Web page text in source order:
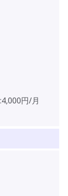
円/月